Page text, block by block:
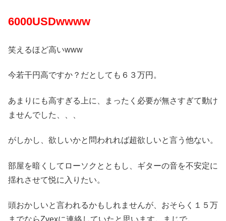
6000USDwwww
笑えるほど高いwww
今若干円高ですか？だとしても６３万円。
あまりにも高すぎる上に、まったく必要が無さすぎて動け
ませんでした、、、
がしかし、欲しいかと問われれば超欲しいと言う他ない。
部屋を暗くしてローソクとともし、ギターの音を不安定に
揺れさせて悦に入りたい。
頭おかしいと言われるかもしれませんが、おそらく１５万
までならZvexに連絡していたと思います。まじで。